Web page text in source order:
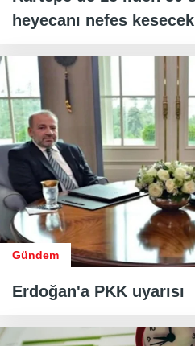
heyecanı nefes kesecek
Gündem
Erdoğan'a PKK uyarısı